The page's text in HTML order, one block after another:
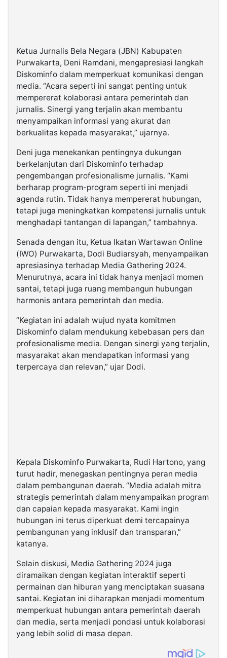
Ketua Jurnalis Bela Negara (JBN) Kabupaten
Purwakarta, Deni Ramdani, mengapresiasi langkah
Diskominfo dalam memperkuat komunikasi dengan
media. “Acara seperti ini sangat penting untuk
mempererat kolaborasi antara pemerintah dan
jurnalis. Sinergi yang terjalin akan membantu
menyampaikan informasi yang akurat dan
berkualitas kepada masyarakat,” ujarnya.
Deni juga menekankan pentingnya dukungan
berkelanjutan dari Diskominfo terhadap
pengembangan profesionalisme jurnalis. “Kami
berharap program-program seperti ini menjadi
agenda rutin. Tidak hanya mempererat hubungan,
tetapi juga meningkatkan kompetensi jurnalis untuk
menghadapi tantangan di lapangan,” tambahnya.
Senada dengan itu, Ketua Ikatan Wartawan Online
(IWO) Purwakarta, Dodi Budiarsyah, menyampaikan
apresiasinya terhadap Media Gathering 2024.
Menurutnya, acara ini tidak hanya menjadi momen
santai, tetapi juga ruang membangun hubungan
harmonis antara pemerintah dan media.
“Kegiatan ini adalah wujud nyata komitmen
Diskominfo dalam mendukung kebebasan pers dan
profesionalisme media. Dengan sinergi yang terjalin,
masyarakat akan mendapatkan informasi yang
terpercaya dan relevan,” ujar Dodi.
Kepala Diskominfo Purwakarta, Rudi Hartono, yang
turut hadir, menegaskan pentingnya peran media
dalam pembangunan daerah. “Media adalah mitra
strategis pemerintah dalam menyampaikan program
dan capaian kepada masyarakat. Kami ingin
hubungan ini terus diperkuat demi tercapainya
pembangunan yang inklusif dan transparan,”
katanya.
Selain diskusi, Media Gathering 2024 juga
diramaikan dengan kegiatan interaktif seperti
permainan dan hiburan yang menciptakan suasana
santai. Kegiatan ini diharapkan menjadi momentum
memperkuat hubungan antara pemerintah daerah
dan media, serta menjadi pondasi untuk kolaborasi
yang lebih solid di masa depan.